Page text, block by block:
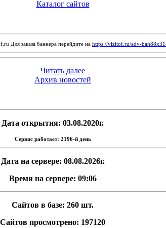
Каталог сайтов
Для заказа баннера перейдите на https://vizitof.ru/adv-
Читать далее
Архив новостей
Дата открытия: 03.08.2020г.
Сервис работает: 2196-й день
Дата на сервере: 08.08.2026г.
Время на сервере: 09:06
Сайтов в базе: 260 шт.
Сайтов просмотрено: 197120